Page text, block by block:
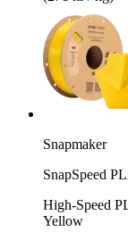
Snapmaker
SnapSpeed
High-Speed
Yellow